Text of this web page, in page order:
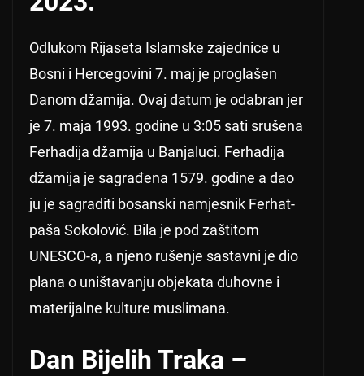
Odlukom Rijaseta Islamske zajednice u
Bosni i Hercegovini 7. maj je proglašen
Danom džamija. Ovaj datum je odabran jer
je 7. maja 1993. godine u 3:05 sati srušena
Ferhadija džamija u Banjaluci. Ferhadija
džamija je sagrađena 1579. godine a dao
ju je sagraditi bosanski namjesnik Ferhat-
paša Sokolović. Bila je pod zaštitom
UNESCO-a, a njeno rušenje sastavni je dio
plana o uništavanju objekata duhovne i
materijalne kulture muslimana.
Dan Bijelih Traka –